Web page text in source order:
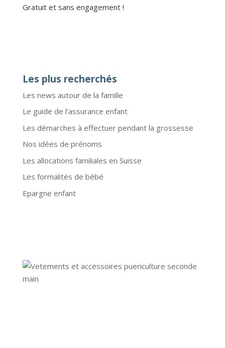
Gratuit et sans engagement !
Les plus recherchés
Les news autour de la famille
Le guide de l’assurance enfant
Les démarches à effectuer pendant la grossesse
Nos idées de prénoms
Les allocations familiales en Suisse
Les formalités de bébé
Epargne enfant